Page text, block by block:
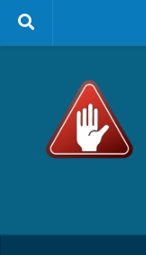
Zum Inhalt springen